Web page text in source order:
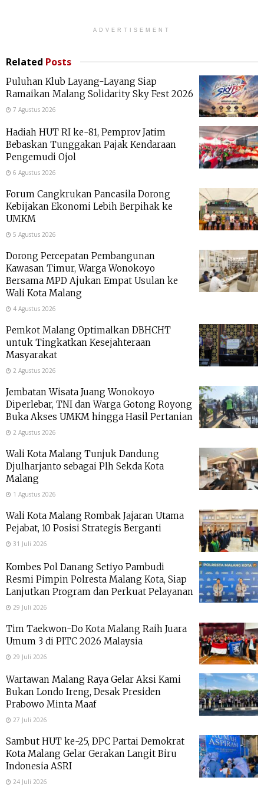
ADVERTISEMENT
Related Posts
Puluhan Klub Layang-Layang Siap
Ramaikan Malang Solidarity Sky Fest 2026
7 Agustus 2026
Hadiah HUT RI ke-81, Pemprov Jatim
Bebaskan Tunggakan Pajak Kendaraan
Pengemudi Ojol
6 Agustus 2026
Forum Cangkrukan Pancasila Dorong
Kebijakan Ekonomi Lebih Berpihak ke
UMKM
5 Agustus 2026
Dorong Percepatan Pembangunan
Kawasan Timur, Warga Wonokoyo
Bersama MPD Ajukan Empat Usulan ke
Wali Kota Malang
4 Agustus 2026
Pemkot Malang Optimalkan DBHCHT
untuk Tingkatkan Kesejahteraan
Masyarakat
2 Agustus 2026
Jembatan Wisata Juang Wonokoyo
Diperlebar, TNI dan Warga Gotong Royong
Buka Akses UMKM hingga Hasil Pertanian
2 Agustus 2026
Wali Kota Malang Tunjuk Dandung
Djulharjanto sebagai Plh Sekda Kota
Malang
1 Agustus 2026
Wali Kota Malang Rombak Jajaran Utama
Pejabat, 10 Posisi Strategis Berganti
31 Juli 2026
Kombes Pol Danang Setiyo Pambudi
Resmi Pimpin Polresta Malang Kota, Siap
Lanjutkan Program dan Perkuat Pelayanan
29 Juli 2026
Tim Taekwon-Do Kota Malang Raih Juara
Umum 3 di PITC 2026 Malaysia
29 Juli 2026
Wartawan Malang Raya Gelar Aksi Kami
Bukan Londo Ireng, Desak Presiden
Prabowo Minta Maaf
27 Juli 2026
Sambut HUT ke-25, DPC Partai Demokrat
Kota Malang Gelar Gerakan Langit Biru
Indonesia ASRI
24 Juli 2026